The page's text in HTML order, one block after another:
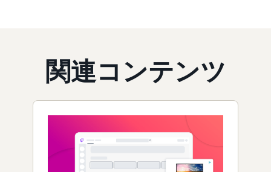
関連コンテンツ